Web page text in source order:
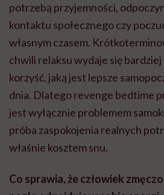
potrzebą przyjemności,
kontaktu społecznego czy
własnym czasem.
chwili relaksu wydaje się bardziej
korzyść, jaką jest lepsze
dnia. Dlatego revenge bedtime
jest wyłącznie problemem
próba zaspokojenia realnych
właśnie kosztem snu.
Co sprawia, że człowiek